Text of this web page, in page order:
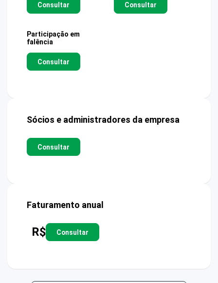
Consultar Consultar
Participação em
falência
Consultar
Sócios e administradores da empresa
Consultar
Faturamento anual
R$ Consultar